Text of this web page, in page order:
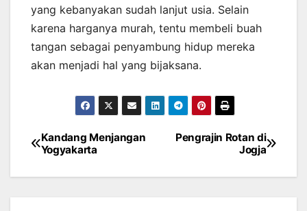
yang kebanyakan sudah lanjut usia. Selain
karena harganya murah, tentu membeli buah
tangan sebagai penyambung hidup mereka
akan menjadi hal yang bijaksana.
Post
navigation
Pengrajin Rotan di
Jogja
Kandang Menjangan
Yogyakarta